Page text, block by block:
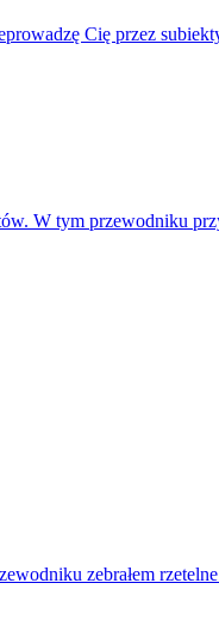
Cię przez
W tym przewodniku
zebrałem